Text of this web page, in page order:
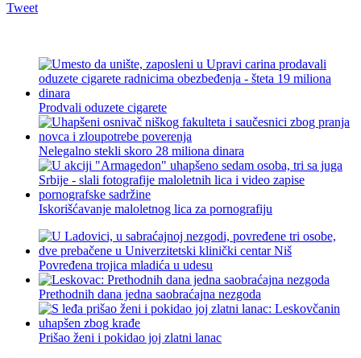
Tweet
Prodvali oduzete cigarete
Nelegalno stekli skoro 28 miliona dinara
Iskorišćavanje maloletnog lica za pornografiju
Povređena trojica mladića u udesu
Prethodnih dana jedna saobraćajna nezgoda
Prišao ženi i pokidao joj zlatni lanac